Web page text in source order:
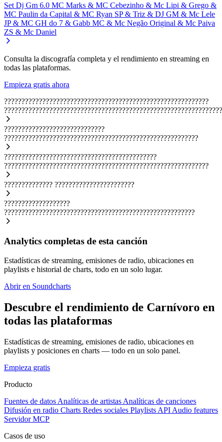
Set Dj Gm 6.0 MC Marks & MC Cebezinho & Mc Lipi & Grego &
MC Paulin da Capital & MC Ryan SP & Triz & DJ GM & Mc Lele
JP & MC GH do 7 & Gabb MC & Mc Negão Original & Mc Paiva
ZS & Mc Daniel
Consulta la discografía completa y el rendimiento en streaming en
todas las plataformas.
Empieza gratis ahora
???????????????????????????????????????????????????????????
?????????????????????????????
????????????????????????????????????????????????????????
????????????????????????????????????????????
???????????????????????????????????????????????????????????
?????????????? ???????????????????????
???????????????????
???????????????????????????????????????????????????????
Analytics completas de esta canción
Estadísticas de streaming, emisiones de radio, ubicaciones en
playlists e historial de charts, todo en un solo lugar.
Abrir en Soundcharts
Descubre el rendimiento de Carnívoro en
todas las plataformas
Estadísticas de streaming, emisiones de radio, ubicaciones en
playlists y posiciones en charts — todo en un solo panel.
Empieza gratis
Producto
Fuentes de datos Analíticas de artistas Analíticas de canciones
Difusión en radio Charts Redes sociales Playlists API Audio features
Servidor MCP
Casos de uso